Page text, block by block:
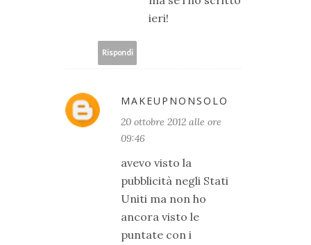
ieri!
Rispondi
MAKEUPNONSOLO
20 ottobre 2012 alle ore
09:46
avevo visto la
pubblicità negli Stati
Uniti ma non ho
ancora visto le
puntate con i